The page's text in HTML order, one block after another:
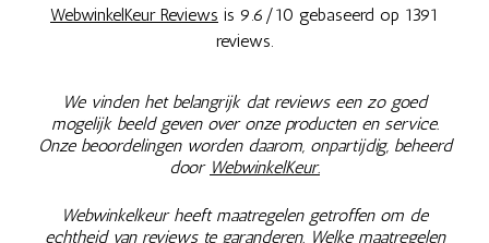
WebwinkelKeur Reviews is 9.6/10 gebaseerd op 1391
reviews.
We vinden het belangrijk dat reviews een zo goed
mogelijk beeld geven over onze producten en service.
Onze beoordelingen worden daarom, onpartijdig, beheerd
door WebwinkelKeur.
Webwinkelkeur heeft maatregelen getroffen om de
echtheid van reviews te garanderen. Welke maatregelen